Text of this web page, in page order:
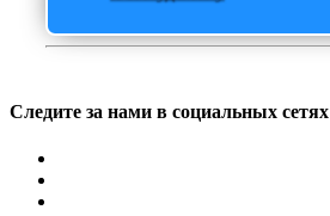
Следите за нами в социальных сетях